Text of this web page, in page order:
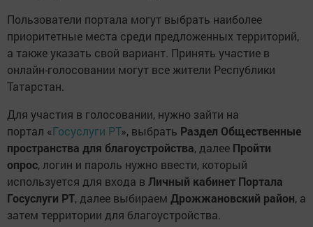
Пользователи портала могут выбрать наиболее
приоритетные места среди предложенных территорий,
а также указать свой вариант. Принять участие в
онлайн-голосовании могут все жители Республики
Татарстан.
Для участия в голосовании, нужно зайти на
портал «Госуслуги РТ», выбрать Раздел Общественные
пространства для благоустройства, далее Пройти
опрос, логин и пароль нужно ввести, который
используется для входа в Личный кабинет Портала
Госуслуги РТ, далее выбираем Дрожжановский район, а
затем территории для благоустройства.